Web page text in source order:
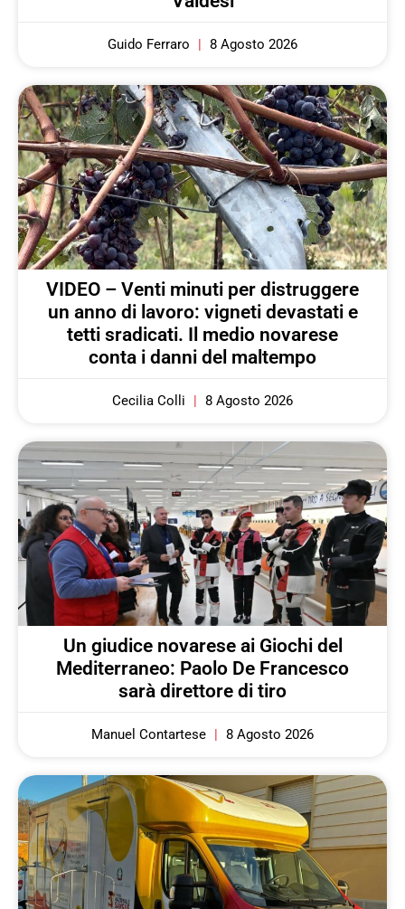
Guido Ferraro 8 Agosto 2026
VIDEO – Venti minuti per distruggere
un anno di lavoro: vigneti devastati e
tetti sradicati. Il medio novarese
conta i danni del maltempo
Cecilia Colli 8 Agosto 2026
Un giudice novarese ai Giochi del
Mediterraneo: Paolo De Francesco
sarà direttore di tiro
Manuel Contartese 8 Agosto 2026